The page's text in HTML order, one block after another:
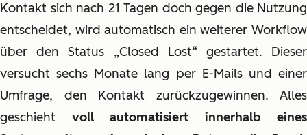
Kontakt sich nach 21 Tagen doch gegen die Nutzung
entscheidet, wird automatisch ein weiterer Workflow
über den Status „Closed Lost“ gestartet. Dieser
versucht sechs Monate lang per E-Mails und einer
Umfrage, den Kontakt zurückzugewinnen. Alles
geschieht voll automatisiert innerhalb eines